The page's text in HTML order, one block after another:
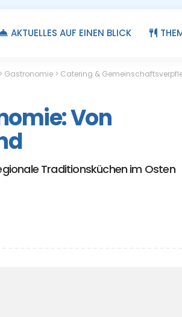
AKTUELLES AUF EINEN BLICK
> Gastronomie > Catering &
Von
Traditionsküchen im Osten